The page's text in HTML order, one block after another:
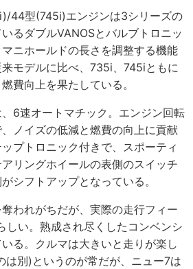
44型(745i)エンジンは3シリーズの
るダブルVANOSとバルブトロニッ
ニホールドの長さを調整する機能
モデルに比べ、735i、745iともに
費向上を果たしている。
、6速オートマチック。エンジン回転
ノイズの低減と燃費の向上に貢献
プトロニック付きで、スポーティ
リングホイールの表側のスイッチ
シフトアップとなっている。
われがちだが、実際の走行フィー
しい。熟成され尽くしたコンベンシ
る。クルマは大きいと走りが楽し
は別)というのが常だが、ニュー7は